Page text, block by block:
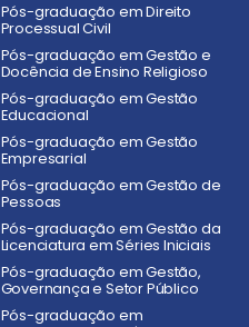
Pós-graduação em Direito
Processual Civil
Pós-graduação em Gestão e
Docência de Ensino Religioso
Pós-graduação em Gestão
Educacional
Pós-graduação em Gestão
Empresarial
Pós-graduação em Gestão de
Pessoas
Pós-graduação em Gestão da
Licenciatura em Séries Iniciais
Pós-graduação em Gestão,
Governança e Setor Público
Pós-graduação em